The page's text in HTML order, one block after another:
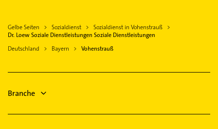
Schnaittenbach
Tirschenreuth
Schwarzenfeld
Phoniatrie
Schreiner
Gartenbau & Landschaftsbau
Steuerberater
Gelbe Seiten Sozialdienst
Sozialdienst in Vohenstrauß
Dr. Loew Soziale Dienstleistungen Soziale Dienstleistungen
Deutschland
Bayern Vohenstrauß
Branche